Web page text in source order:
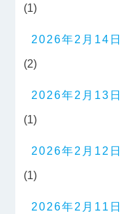
(1)
2026年2月14日
(2)
2026年2月13日
(1)
2026年2月12日
(1)
2026年2月11日